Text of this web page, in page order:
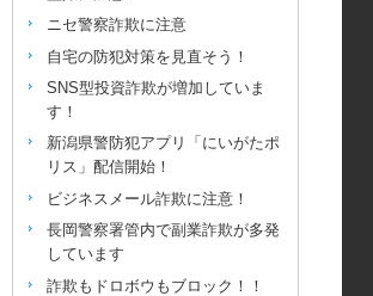
ニセ警察詐欺に注意
自宅の防犯対策を見直そう！
SNS型投資詐欺が増加していま
す！
新潟県警防犯アプリ「にいがたポ
リス」配信開始！
ビジネスメール詐欺に注意！
長岡警察署管内で副業詐欺が多発
しています
詐欺もドロボウもブロック！！